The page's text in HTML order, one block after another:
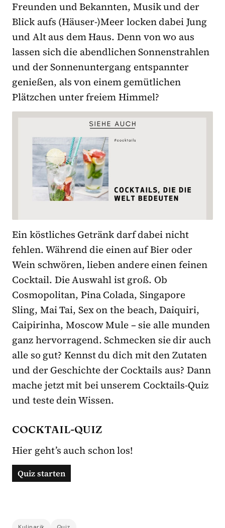
Freunden und Bekannten, Musik und der
Blick aufs (Häuser-)Meer locken dabei Jung
und Alt aus dem Haus. Denn von wo aus
lassen sich die abendlichen Sonnenstrahlen
und der Sonnenuntergang entspannter
genießen, als von einem gemütlichen
Plätzchen unter freiem Himmel?
Ein köstliches Getränk darf dabei nicht
fehlen. Während die einen auf Bier oder
Wein schwören, lieben andere einen feinen
Cocktail. Die Auswahl ist groß. Ob
Cosmopolitan, Pina Colada, Singapore
Sling, Mai Tai, Sex on the beach, Daiquiri,
Caipirinha, Moscow Mule – sie alle munden
ganz hervorragend. Schmecken sie dir auch
alle so gut? Kennst du dich mit den Zutaten
und der Geschichte der Cocktails aus? Dann
mache jetzt mit bei unserem Cocktails-Quiz
und teste dein Wissen.
COCKTAIL-QUIZ
Hier geht’s auch schon los!